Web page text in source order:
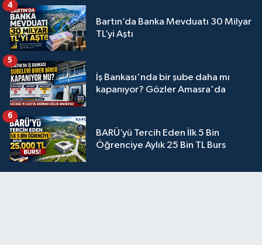
Bartın’da Banka Mevduatı 30 Milyar
TL’yi Aştı
4
İş Bankası'nda bir şube daha mı
kapanıyor? Gözler Amasra'da
5
BARÜ’yü Tercih Eden İlk 5 Bin
Öğrenciye Aylık 25 Bin TL Burs
6